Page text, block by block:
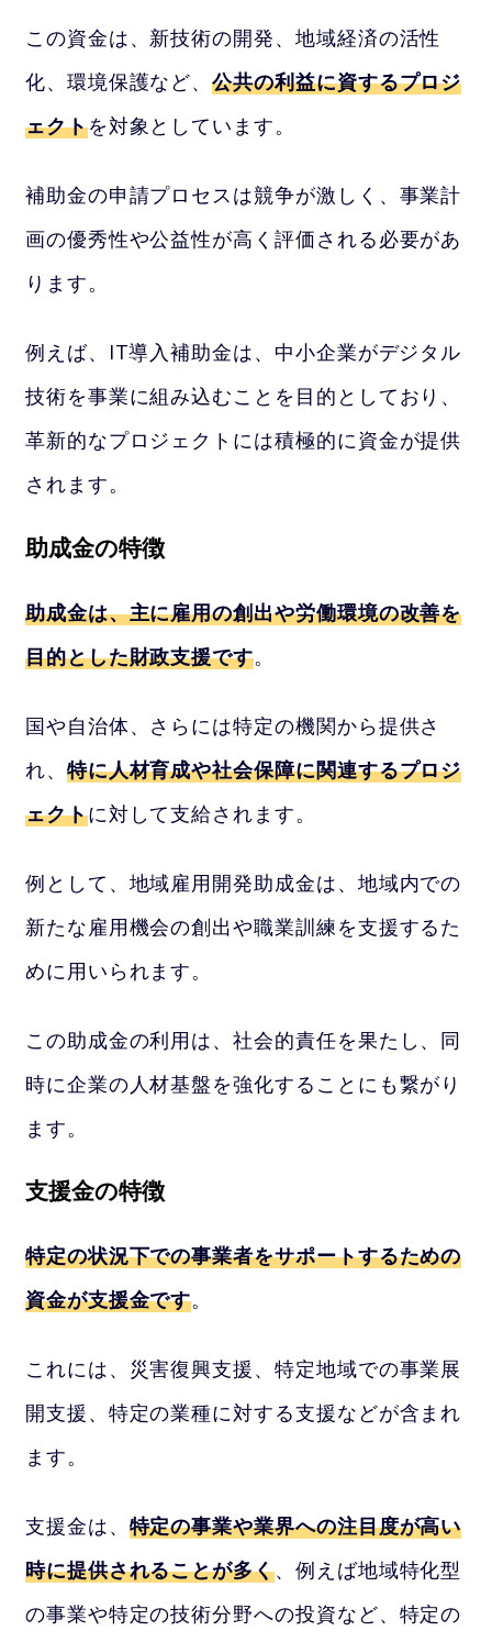
この資金は、新技術の開発、地域経済の活性
化、環境保護など、公共の利益に資するプロジ
ェクトを対象としています。
補助金の申請プロセスは競争が激しく、事業計
画の優秀性や公益性が高く評価される必要があ
ります。
例えば、IT導入補助金は、中小企業がデジタル
技術を事業に組み込むことを目的としており、
革新的なプロジェクトには積極的に資金が提供
されます。
助成金の特徴
助成金は、主に雇用の創出や労働環境の改善を
目的とした財政支援です。
国や自治体、さらには特定の機関から提供さ
れ、 特に人材育成や社会保障に関連するプロジ
ェクトに対して支給されます。
例として、地域雇用開発助成金は、地域内での
新たな雇用機会の創出や職業訓練を支援するた
めに用いられます。
この助成金の利用は、社会的責任を果たし、同
時に企業の人材基盤を強化することにも繋がり
ます。
支援金の特徴
特定の状況下での事業者をサポートするための
資金が支援金です。
これには、災害復興支援、特定地域での事業展
開支援、特定の業種に対する支援などが含まれ
ます。
支援金は、 特定の事業や業界への注目度が高い
時に提供されることが多く、例えば地域特化型
の事業や特定の技術分野への投資など、特定の